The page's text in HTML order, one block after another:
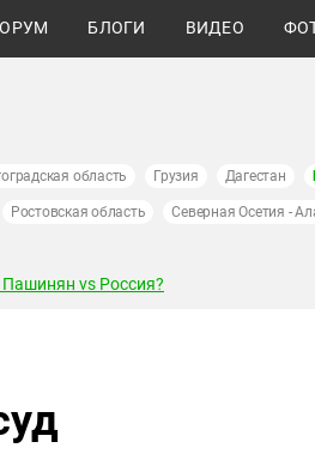
БЛОГИ ВИДЕО
область Грузия Дагестан
Ростовская область Северная Осетия -
Пашинян vs Россия?